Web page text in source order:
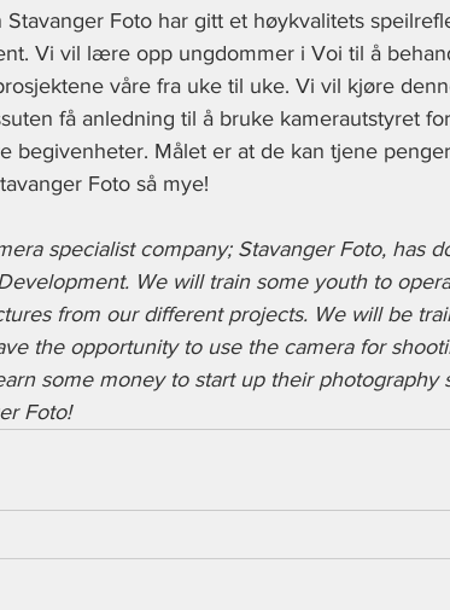
Stavanger Foto har gitt et høykvalitets
Vi vil lære opp ungdommer i Voi til å
våre fra uke til uke. Vi vil kjøre
få anledning til å bruke kamerautstyret
begivenheter. Målet er at de kan tjene
Foto så mye!
specialist company; Stavanger Foto, has
We will train some youth to
from our different projects. We will be
the opportunity to use the camera for
some money to start up their photography
Foto!